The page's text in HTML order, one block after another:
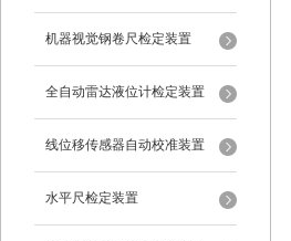
机器视觉钢卷尺检定装置
全自动雷达液位计检定装置
线位移传感器自动校准装置
水平尺检定装置